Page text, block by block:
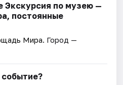
Экскурсия по музею —
постоянные
Мира. Город —